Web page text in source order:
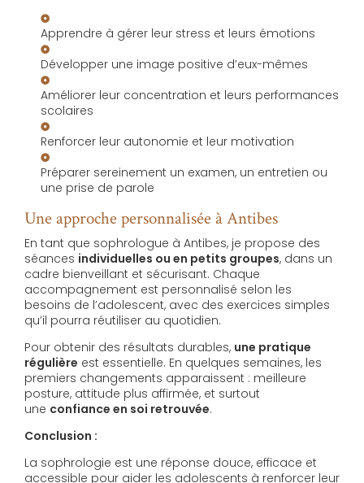
Apprendre à gérer leur stress et leurs émotions
Développer une image positive d’eux-mêmes
Améliorer leur concentration et leurs performances
scolaires
Renforcer leur autonomie et leur motivation
Préparer sereinement un examen, un entretien ou
une prise de parole
Une approche personnalisée à Antibes
En tant que sophrologue à Antibes, je propose des
séances individuelles ou en petits groupes, dans un
cadre bienveillant et sécurisant. Chaque
accompagnement est personnalisé selon les
besoins de l’adolescent, avec des exercices simples
qu’il pourra réutiliser au quotidien.
Pour obtenir des résultats durables, une pratique
régulière est essentielle. En quelques semaines, les
premiers changements apparaissent : meilleure
posture, attitude plus affirmée, et surtout
une confiance en soi retrouvée.
Conclusion :
La sophrologie est une réponse douce, efficace et
accessible pour aider les adolescents à renforcer leur